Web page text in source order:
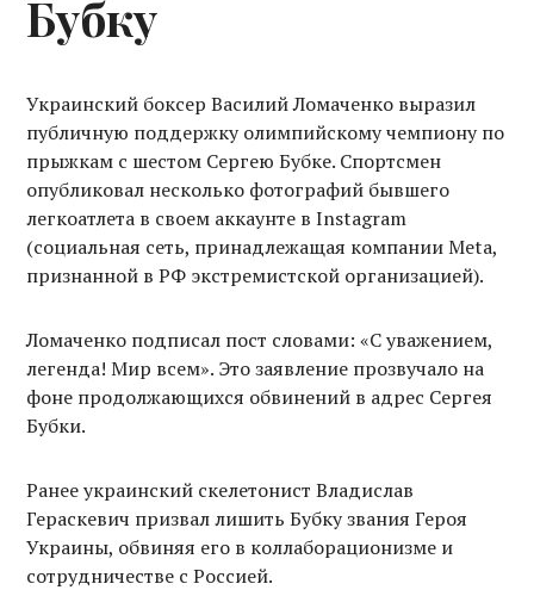
Бубку
Украинский боксер Василий Ломаченко выразил
публичную поддержку олимпийскому чемпиону по
прыжкам с шестом Сергею Бубке. Спортсмен
опубликовал несколько фотографий бывшего
легкоатлета в своем аккаунте в Instagram
(социальная сеть, принадлежащая компании Meta,
признанной в РФ экстремистской организацией).
Ломаченко подписал пост словами: «С уважением,
легенда! Мир всем». Это заявление прозвучало на
фоне продолжающихся обвинений в адрес Сергея
Бубки.
Ранее украинский скелетонист Владислав
Гераскевич призвал лишить Бубку звания Героя
Украины, обвиняя его в коллаборационизме и
сотрудничестве с Россией.